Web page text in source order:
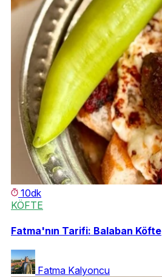
10dk
KÖFTE
Fatma'nın Tarifi: Balaban Köfte
Fatma Kalyoncu